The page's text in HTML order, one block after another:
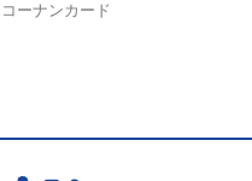
コーナンカード